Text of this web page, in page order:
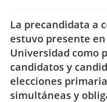
La precandidata a
estuvo presente
Universidad como
candidatos y
elecciones
simultáneas y